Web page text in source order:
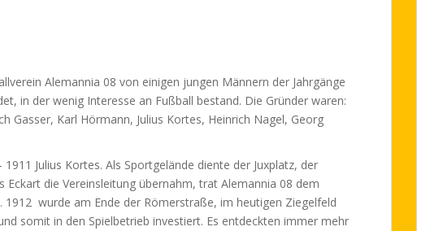
Alemannia 08 von einigen jungen Männern der Jahrgänge
in der wenig Interesse an Fußball bestand. Die Gründer waren:
Gasser, Karl Hörmann, Julius Kortes, Heinrich Nagel, Georg
Julius Kortes. Als Sportgelände diente der Juxplatz, der
Eckart die Vereinsleitung übernahm, trat Alemannia 08 dem
1912 wurde am Ende der Römerstraße, im heutigen Ziegelfeld
somit in den Spielbetrieb investiert. Es entdeckten immer mehr